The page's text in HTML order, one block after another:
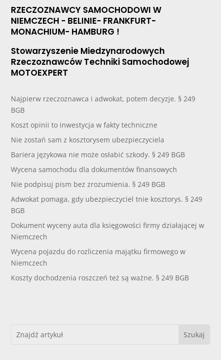
RZECZOZNAWCY SAMOCHODOWI W
NIEMCZECH - BELINIE- FRANKFURT-
MONACHIUM- HAMBURG !
Stowarzyszenie Miedzynarodowych
Rzeczoznawców Techniki Samochodowej
MOTOEXPERT
Najpierw rzeczoznawca i adwokat, potem decyzje. § 249
BGB
Koszt opinii to inwestycja w fakty techniczne
Nie zostań sam z kosztorysem ubezpieczyciela
Bariera językowa nie może osłabić szkody. § 249 BGB
Wycena samochodu dla dokumentów finansowych
Nie podpisuj pism bez zrozumienia. § 249 BGB
Adwokat pomaga, gdy ubezpieczyciel tnie kosztorys. § 249
BGB
Dokument wyceny auta dla księgowości firmy działającej w
Niemczech
Wycena pojazdu do rozliczenia majątku firmowego w
Niemczech
Koszty dochodzenia roszczeń też są ważne. § 249 BGB